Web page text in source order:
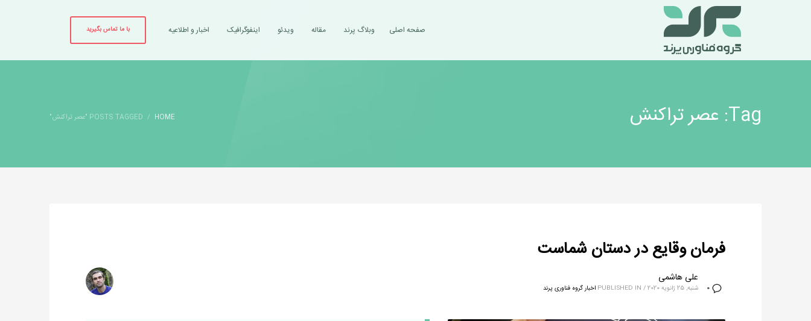
صفحه اصلی وبلاگ پرند مقاله ویدئو اینفوگرافیک اخبار و اطلاعیه با ما تماس بگیرید
HOME POSTS TAGGED "عصر تراکنش" Tag: عصر تراکنش
فرمان وقایع در دستان شماست
0
علی هاشمی
شنبه, 25 ژانویه 2020 /
PUBLISHED IN اخبار گروه فناوری پرند